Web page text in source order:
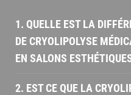
1. QUELLE EST LA
DE CRYOLIPOLYSE
EN SALONS
2. EST CE QUE LA